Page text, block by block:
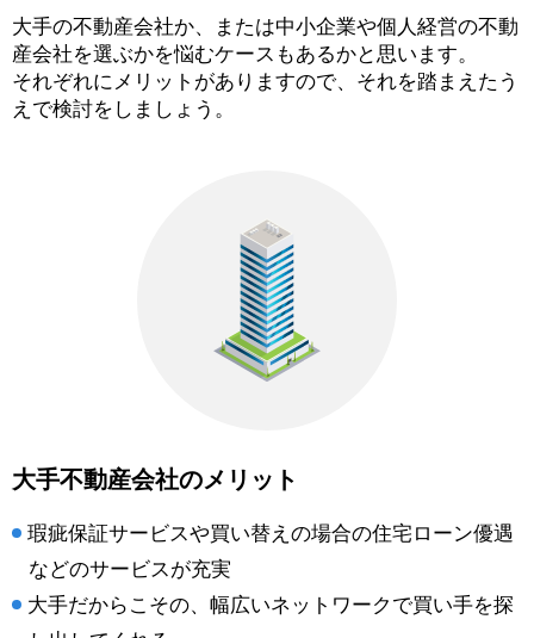
大手の不動産会社か、または中小企業や個人経営の不動
産会社を選ぶかを悩むケースもあるかと思います。
それぞれにメリットがありますので、それを踏まえたう
えで検討をしましょう。
大手不動産会社のメリット
瑕疵保証サービスや買い替えの場合の住宅ローン優遇
などのサービスが充実
大手だからこその、幅広いネットワークで買い手を探